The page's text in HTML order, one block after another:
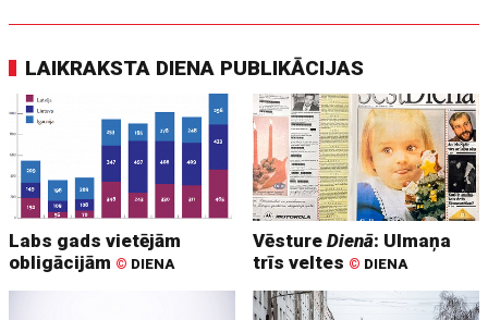
LAIKRAKSTA DIENA PUBLIKĀCIJAS
Labs gads vietējām
obligācijām © DIENA
VēstureDienā: Ulmaņa
trīs veltes © DIENA